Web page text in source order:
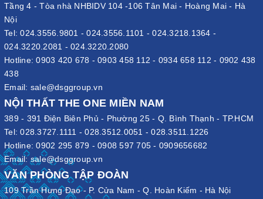
Tầng 4 - Tòa nhà NHBIDV 104 -106 Tân Mai - Hoàng Mai - Hà
Nội
Tel:024.3556.9801 -024.3556.1101 -024.3218.1364 -
024.3220.2081 - 024.3220.2080
Hotline:0903 420 678 - 0903 458 112 - 0934 658 112 - 0902 438
438
Email: sale@dsggroup.vn
NỘI THẤT THE ONE MIỀN NAM
389 - 391 Điện Biên Phủ - Phường 25 - Q. Bình Thạnh - TP.HCM
Tel:028.3727.1111 -028.3512.0051 -028.3511.1226
Hotline:0902 295 879 - 0908 597 705 - 0909656682
Email:sale@dsggroup.vn
VĂN PHÒNG TẬP ĐOÀN
109 Trần Hưng Đạo - P. Cửa Nam - Q. Hoàn Kiếm - Hà Nội